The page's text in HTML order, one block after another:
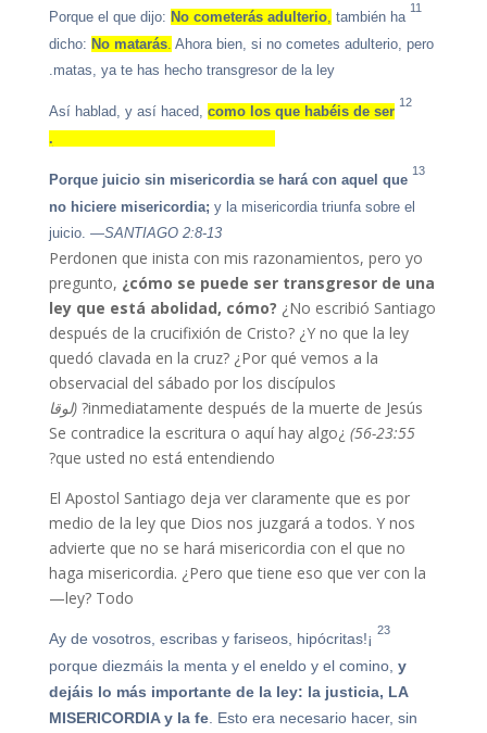
11
Porque el que dijo:
No cometerás adulterio, también ha
dicho: No matarás. Ahora bien, si no cometes adulterio, pero
matas, ya te has hecho transgresor de la ley.
12
Así hablad, y así haced,
como los que habéis de ser
13
Porque juicio sin misericordia se hará con aquel que
no hiciere misericordia; y la misericordia triunfa sobre el
juicio. —SANTIAGO 2:8-13
Perdonen que inista con mis razonamientos, pero yo
pregunto, ¿cómo se puede ser transgresor de una
ley que está abolidad, cómo? ¿No escribió Santiago
después de la crucifixión de Cristo? ¿Y no que la ley
quedó clavada en la cruz? ¿Por qué vemos a la
observacial del sábado por los discípulos
inmediatamente después de la muerte de Jesús? (لوقا
23:55-56)
¿Se contradice la escritura o aquí hay algo
que usted no está entendiendo?
El Apostol Santiago deja ver claramente que es por
medio de la ley que Dios nos juzgará a todos. Y nos
advierte que no se hará misericordia con el que no
haga misericordia. ¿Pero que tiene eso que ver con la
ley? Todo—
23
¡Ay de vosotros, escribas y fariseos, hipócritas!
porque diezmáis la menta y el eneldo y el comino, y
dejáis lo más importante de la ley: la justicia, LA
MISERICORDIA y la fe. Esto era necesario hacer, sin